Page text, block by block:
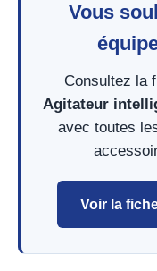
Vous
Consultez la
Agitateur
avec toutes
Voir la